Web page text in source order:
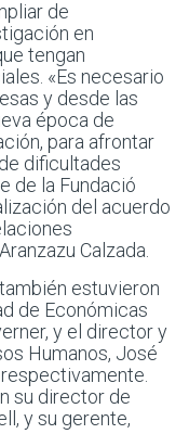
de
en
tengan
«Es necesario
y desde las
época de
para afrontar
dificultades
de la Fundació
del acuerdo
Calzada.
estuvieron
de Económicas
y el director y
Humanos, José
su director de
y su gerente,